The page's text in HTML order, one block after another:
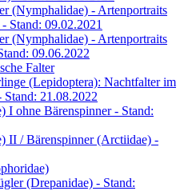
(Nymphalidae) - Artenportraits
Stand: 09.02.2021
(Nymphalidae) - Artenportraits
09.06.2022
Falter
(Lepidoptera): Nachtfalter im
Stand: 21.08.2022
I ohne Bärenspinner - Stand:
II / Bärenspinner (Arctiidae) -
(Drepanidae) - Stand: